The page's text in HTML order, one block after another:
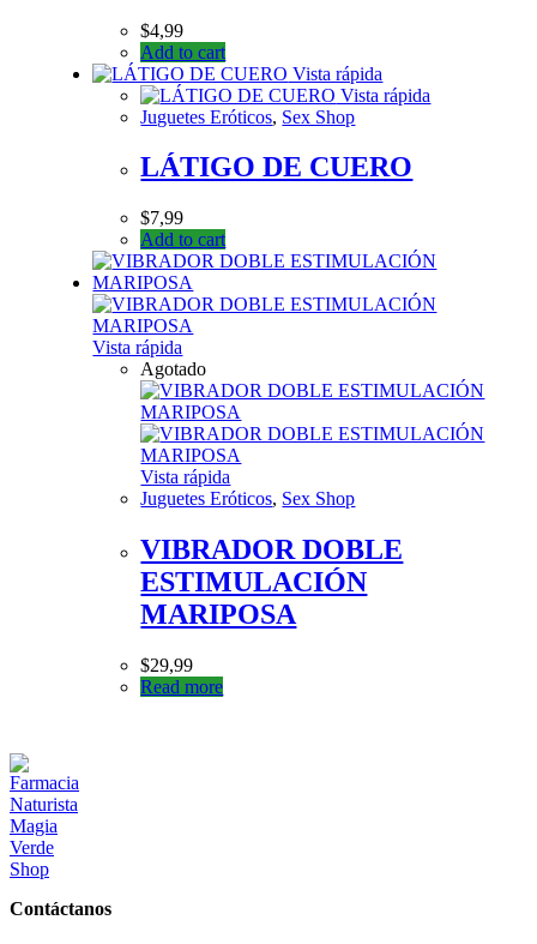
$4,99
Add to cart
Vista rápida
Vista rápida
Juguetes Eróticos, Sex Shop
LÁTIGO DE CUERO
$7,99
Add to cart
Vista rápida
Agotado
Vista rápida
Juguetes Eróticos, Sex Shop
VIBRADOR DOBLE
ESTIMULACIÓN
MARIPOSA
$29,99
Read more
Contáctanos